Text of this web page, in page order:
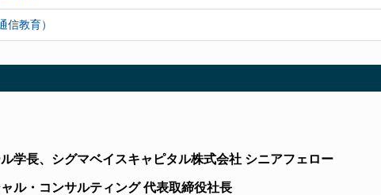
信教育）
学長、シグマベイスキャピタル株式会社 シニアフェロー
ル・コンサルティング 代表取締役社長